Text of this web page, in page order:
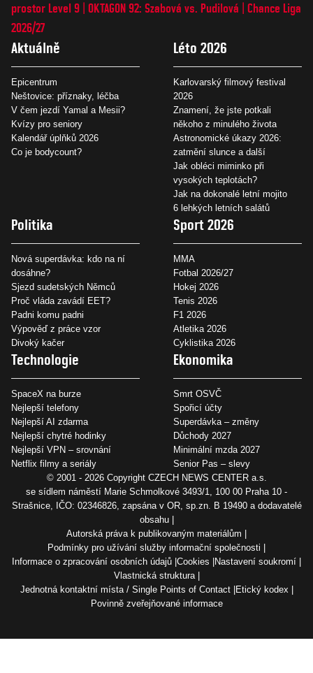
prostor Level 9 OKTAGON 92: Szabová vs. Pudilová
Chance Liga
2026/27
Aktuálně
Epicentrum
Neštovice: příznaky, léčba
V čem jezdí Yamal a Mesii?
Kvízy pro seniory
Kalendář úplňků 2026
Co je bodycount?
Léto 2026
Karlovarský filmový festival
2026
Znamení, že jste potkali
někoho z minulého života
Astronomické úkazy 2026:
zatmění slunce a další
Jak obléci miminko při
vysokých teplotách?
Jak na dokonalé letní mojito
6 lehkých letních salátů
Politika
Nová superdávka: kdo na ní
dosáhne?
Sjezd sudetských Němců
Proč vláda zavádí EET?
Padni komu padni
Výpověď z práce vzor
Divoký kačer
Sport 2026
MMA
Fotbal 2026/27
Hokej 2026
Tenis 2026
F1 2026
Atletika 2026
Cyklistika 2026
Technologie
SpaceX na burze
Nejlepší telefony
Nejlepší AI zdarma
Nejlepší chytré hodinky
Nejlepší VPN – srovnání
Netflix filmy a seriály
Ekonomika
Smrt OSVČ
Spořicí účty
Superdávka – změny
Důchody 2027
Minimální mzda 2027
Senior Pas – slevy
© 2001 - 2026 Copyright CZECH NEWS CENTER a.s.
se sídlem náměstí Marie Schmolkové 3493/1, 100 00 Praha 10 -
Strašnice, IČO: 02346826, zapsána v OR, sp.zn. B 19490 a dodavatelé
obsahu
Autorská práva k publikovaným materiálům
Podmínky pro užívání služby informační společnosti
Informace o zpracování osobních údajů Cookies
Nastavení soukromí
Vlastnická struktura
Jednotná kontaktní místa / Single Points of Contact
Etický kodex
Povinně zveřejňované informace